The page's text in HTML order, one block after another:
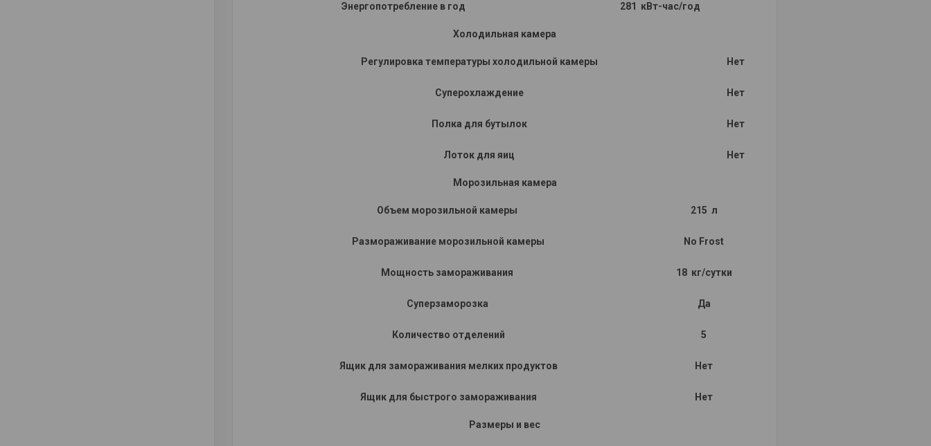
Энергопотребление в год 281 кВт-час/год
Холодильная камера
Регулировка температуры холодильной камеры Нет
Суперохлаждение Нет
Полка для бутылок Нет
Лоток для яиц Нет
Морозильная камера
Объем морозильной камеры 215 л
Размораживание морозильной камеры No Frost
Мощность замораживания 18 кг/сутки
Суперзаморозка Да
Количество отделений 5
Ящик для замораживания мелких продуктов Нет
Ящик для быстрого замораживания Нет
Размеры и вес